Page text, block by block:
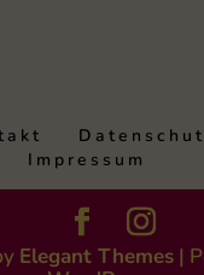
Impressum
Elegant Themes |